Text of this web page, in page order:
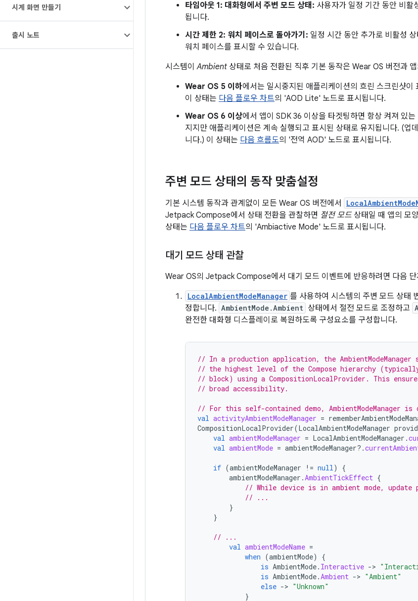
시계 화면 만들기
출시 노트
타임아웃 1: 대화형에서 주변 모드 상태: 사용자가 일정 기간 동안 비활
됩니다.
시간 제한 2: 워치 페이스로 돌아가기: 일정 시간 동안 추가로 비활성
워치 페이스를 표시할 수 있습니다.
시스템이Ambient 상태로 처음 전환된 직후 기본 동작은 Wear OS 버전과
Wear OS 5 이하에서는 일시중지된 애플리케이션의 흐린 스크린샷
이 상태는 다음 플로우 차트의 'AOD Lite' 노드로 표시됩니다.
Wear OS 6 이상에서 앱이 SDK 36 이상을 타겟팅하면 항상 켜져 있
지지만 애플리케이션은 계속 실행되고 표시된 상태로 유지됩니다. (업
니다.) 이 상태는 다음 흐름도의 '전역 AOD' 노드로 표시됩니다.
주변 모드 상태의 동작 맞춤설정
기본 시스템 동작과 관계없이 모든 Wear OS 버전에서
Jetpack Compose에서 상태 전환을 관찰하면 절전 모드 상태일 때 앱의 모
상태는 다음 플로우 차트의 'Ambiactive Mode' 노드로 표시됩니다.
대기 모드 상태 관찰
Wear OS의 Jetpack Compose에서 대기 모드 이벤트에 반응하려면 다음 단
LocalAmbientModeManager 를 사용하여 시스템의 주변 모드 상태
정합니다. AmbientMode.Ambient 상태에서 절전 모드로 조정하고
완전한 대화형 디스플레이로 복원하도록 구성요소를 구성합니다.
// In a production application, the AmbientModeManager
// the highest level of the Compose hierarchy
// block) using a CompositionLocalProvider. This
// broad accessibility.
// For this self-contained demo, AmbientModeManager
val activityAmbientModeManager =
CompositionLocalProvider(LocalAmbientModeManager
val ambientModeManager = LocalAmbientModeManager .
val ambientMode = ambientModeManager?.
if (ambientModeManager != null)
{
ambientModeManager .AmbientTickEffect {
// While device is in ambient mode, update
// ...
}
}
// ...
val ambientModeName =
when (ambientMode)
{
is AmbientMode. Interactive ->
is AmbientMode.Ambient -> "Ambient"
else -> "Unknown"
}